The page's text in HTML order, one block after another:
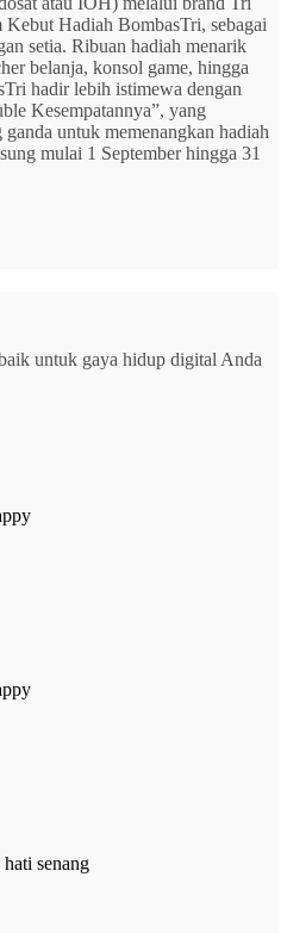
Hadiah BombasTri, sebagai
setia. Ribuan hadiah menarik
belanja, konsol game, hingga
hadir lebih istimewa dengan
Kesempatannya”, yang
untuk memenangkan hadiah
mulai 1 September hingga 31
untuk gaya hidup digital Anda
senang